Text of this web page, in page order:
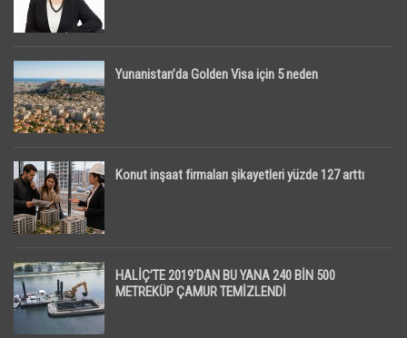
Yunanistan’da Golden Visa için 5 neden
Konut inşaat firmaları şikayetleri yüzde 127 arttı
HALİÇ’TE 2019’DAN BU YANA 240 BİN 500
METREKÜP ÇAMUR TEMİZLENDİ